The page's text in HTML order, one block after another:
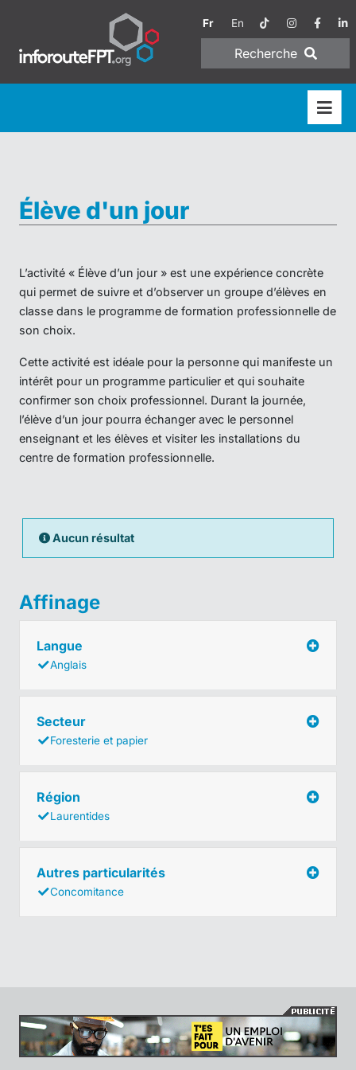
Fr En
Recherche
Élève d'un jour
L’activité « Élève d’un jour » est une expérience concrète
qui permet de suivre et d’observer un groupe d’élèves en
classe dans le programme de formation professionnelle de
son choix.
Cette activité est idéale pour la personne qui manifeste un
intérêt pour un programme particulier et qui souhaite
confirmer son choix professionnel. Durant la journée,
l’élève d’un jour pourra échanger avec le personnel
enseignant et les élèves et visiter les installations du
centre de formation professionnelle.
Aucun résultat
Affinage
Langue
Anglais
Secteur
Foresterie et papier
Région
Laurentides
Autres particularités
Concomitance